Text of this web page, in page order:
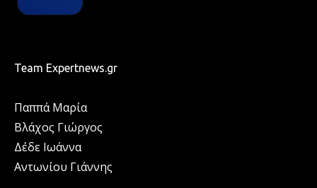
Team Expertnews.gr
Παππά Μαρία
Βλάχος Γιώργος
Δέδε Ιωάννα
Αντωνίου Γιάννης